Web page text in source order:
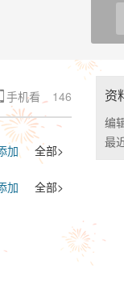
146
手机看
全部>
加
全部>
加
资
编
最